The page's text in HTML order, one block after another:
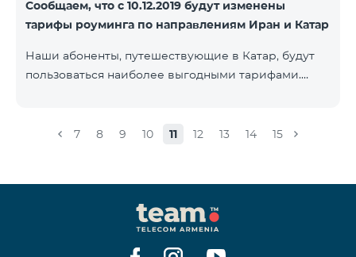
Сообщаем, что с 10.12.2019 будут изменены
тарифы роуминга по направлениям Иран и Катар
Наши абоненты, путешествующие в Катар, будут
пользоваться наиболее выгодными тарифами.
одной минуты локальных звонков - 500 драм,
минуты международных звонков 1700 драм.
Стоимость одного МБ для абонентов постоплатной
системы составит 50 драм, а для предоплатных
абонентов, при первой попытке пользования
7 8 9 10 11 12 13 14 15